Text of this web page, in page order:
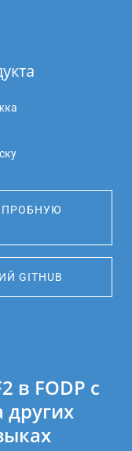
ПРОБНУЮ
GITHUB
в FODP с